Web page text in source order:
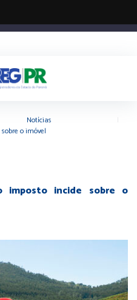
Notícias
o imóvel
imposto incide sobre o